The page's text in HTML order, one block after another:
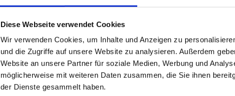
Diese Webseite verwendet Cookies
Wir verwenden Cookies, um Inhalte und Anzeigen zu
und die Zugriffe auf unsere Website zu analysieren. Außerdem
Website an unsere Partner für soziale Medien, Werbung und
möglicherweise mit weiteren Daten zusammen, die Sie ihnen
der Dienste gesammelt haben.
4,9 l/100 km (kombiniert) · 129 g CO2/km (kombiniert) · CO2-
Seat